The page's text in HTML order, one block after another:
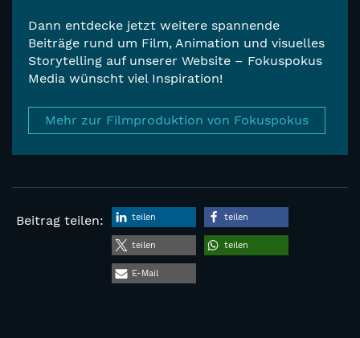
Dann entdecke jetzt weitere spannende
Beiträge rund um Film, Animation und visuelles
Storytelling auf unserer Website – Fokuspokus
Media wünscht viel Inspiration!
Mehr zur Filmproduktion von Fokuspokus
Beitrag teilen: teilen teilen
teilen teilen
E-Mail